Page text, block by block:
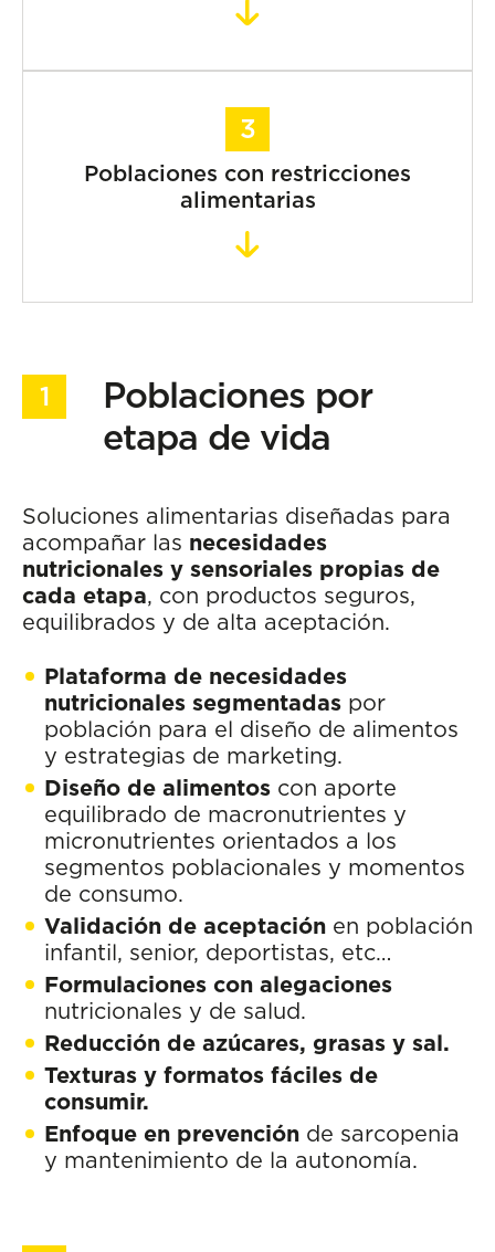
Poblaciones con restricciones
alimentarias
Poblaciones por
etapa de vida
Soluciones alimentarias diseñadas para
acompañar las necesidades
nutricionales y sensoriales propias de
cada etapa, con productos seguros,
equilibrados y de alta aceptación.
Plataforma de necesidades
nutricionales segmentadas por
población para el diseño de alimentos
y estrategias de marketing.
Diseño de alimentos con aporte
equilibrado de macronutrientes y
micronutrientes orientados a los
segmentos poblacionales y momentos
de consumo.
Validación de aceptación en población
infantil, senior, deportistas, etc…
Formulaciones con alegaciones
nutricionales y de salud.
Reducción de azúcares, grasas y sal.
Texturas y formatos fáciles de
consumir.
Enfoque en prevención de sarcopenia
y mantenimiento de la autonomía.